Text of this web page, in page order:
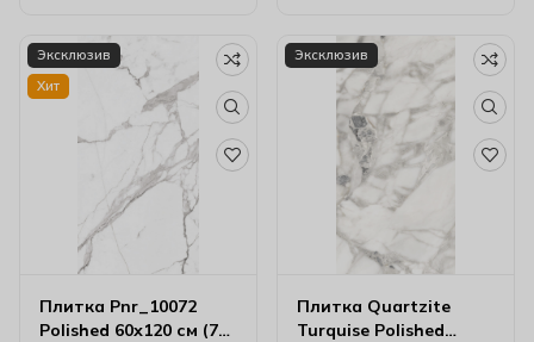
Эксклюзив
Хит
Плитка Pnr_10072
Polished 60х120 см (7
Эксклюзив
Плитка Quartzite
Turquise Polished